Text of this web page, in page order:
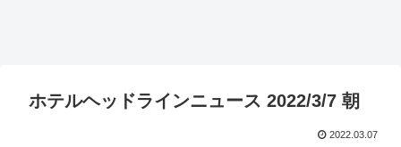
ホテルヘッドラインニュース 2022/3/7 朝
2022.03.07